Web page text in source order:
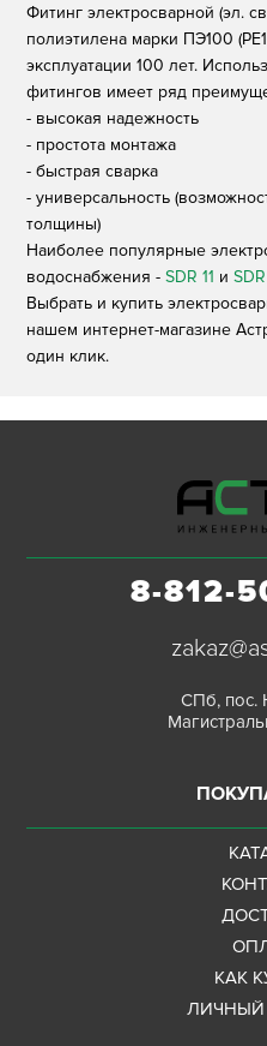
Фитинг электросварной (эл.
полиэтилена марки ПЭ100
эксплуатации 100 лет.
фитингов имеет ряд
- высокая надежность
- простота монтажа
- быстрая сварка
- универсальность
толщины)
Наиболее популярные
водоснабжения -SDR 11 и
Выбрать и купить
нашем интернет-магазине
один клик.
8-812-
СПб, пос.
КАК
ЛИЧНЫЙ